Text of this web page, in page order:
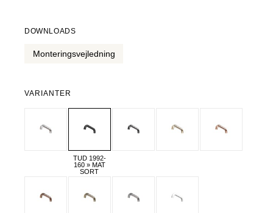
DOWNLOADS
Monteringsvejledning
VARIANTER
TUD 1992-
160 » MAT
SORT